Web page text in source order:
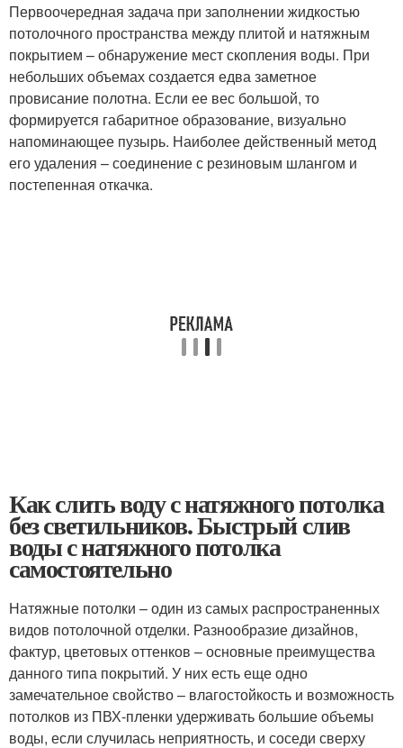
Первоочередная задача при заполнении жидкостью
потолочного пространства между плитой и натяжным
покрытием – обнаружение мест скопления воды. При
небольших объемах создается едва заметное
провисание полотна. Если ее вес большой, то
формируется габаритное образование, визуально
напоминающее пузырь. Наиболее действенный метод
его удаления – соединение с резиновым шлангом и
постепенная откачка.
Как слить воду с натяжного потолка
без светильников. Быстрый слив
воды с натяжного потолка
самостоятельно
Натяжные потолки – один из самых распространенных
видов потолочной отделки. Разнообразие дизайнов,
фактур, цветовых оттенков – основные преимущества
данного типа покрытий. У них есть еще одно
замечательное свойство – влагостойкость и возможность
потолков из ПВХ-пленки удерживать большие объемы
воды, если случилась неприятность, и соседи сверху